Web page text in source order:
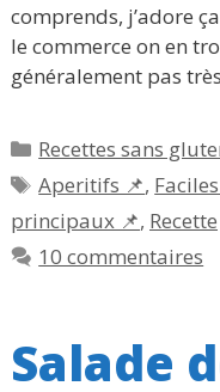
comprends, j’adore
le commerce on en
généralement pas
Catégories
Recettes sans
Étiquettes
Aperitifs 📌,
principaux 📌, Recette
10 commentaires
Salade